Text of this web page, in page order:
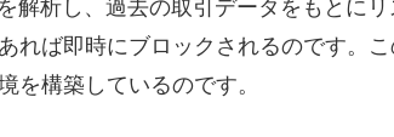
解析し、過去の取引データをもとに
れば即時にブロックされるのです。
を構築しているのです。